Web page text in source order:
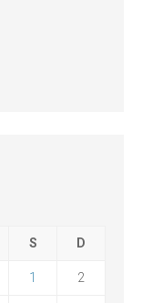
S D
1 2